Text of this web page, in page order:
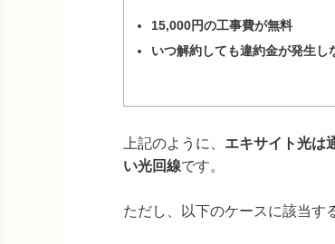
15,000円の工事費が無料
いつ解約しても違約金が発生し
上記のように、 エキサイト光は
い光回線です。
ただし、以下のケースに該当す